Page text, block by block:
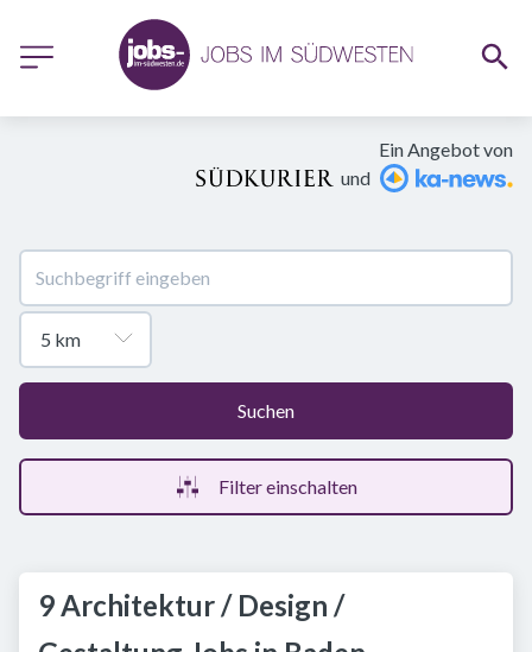
Ein Angebot von
und
Suchen
Filter einschalten
9 Architektur / Design /